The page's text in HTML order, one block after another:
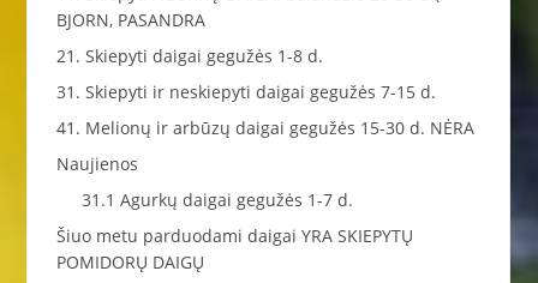
BJORN, PASANDRA
21. Skiepyti daigai gegužės 1-8 d.
31. Skiepyti ir neskiepyti daigai gegužės 7-15 d.
41. Melionų ir arbūzų daigai gegužės 15-30 d. NĖRA
Naujienos
31.1 Agurkų daigai gegužės 1-7 d.
Šiuo metu parduodami daigai YRA SKIEPYTŲ
POMIDORŲ DAIGŲ